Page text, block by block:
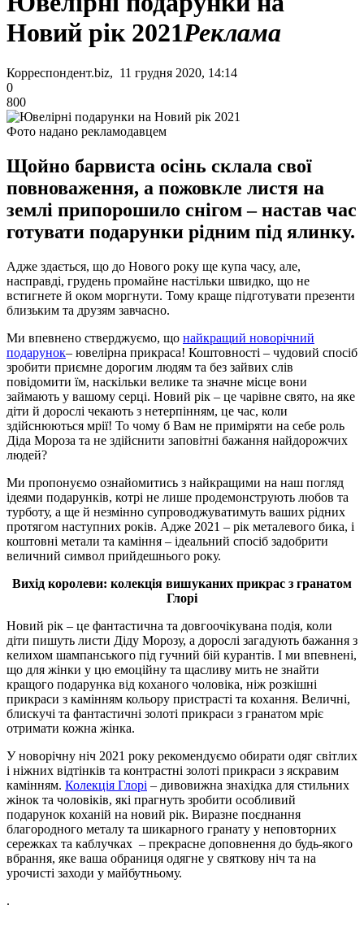
Новий рік 2021Реклама
Корреспондент.biz, 11 грудня 2020, 14:14
0
800
Фото надано рекламодавцем
Щойно барвиста осінь склала свої
повноваження, а пожовкле листя на
землі припорошило снігом – настав час
готувати подарунки рідним під ялинку.
Адже здається, що до Нового року ще купа часу, але,
насправді, грудень промайне настільки швидко, що не
встигнете й оком моргнути. Тому краще підготувати презенти
близьким та друзям завчасно.
Ми впевнено стверджуємо, що найкращий новорічний
подарунок– ювелірна прикраса! Коштовності – чудовий спосіб
зробити приємне дорогим людям та без зайвих слів
повідомити їм, наскільки велике та значне місце вони
займають у вашому серці. Новий рік – це чарівне свято, на яке
діти й дорослі чекають з нетерпінням, це час, коли
здійснюються мрії! То чому б Вам не приміряти на себе роль
Діда Мороза та не здійснити заповітні бажання найдорожчих
людей?
Ми пропонуємо ознайомитись з найкращими на наш погляд
ідеями подарунків, котрі не лише продемонструють любов та
турботу, а ще й незмінно супроводжуватимуть ваших рідних
протягом наступних років. Адже 2021 – рік металевого бика, і
коштовні метали та каміння – ідеальний спосіб задобрити
величний символ прийдешнього року.
Вихід королеви: колекція вишуканих прикрас з гранатом
Глорі
Новий рік – це фантастична та довгоочікувана подія, коли
діти пишуть листи Діду Морозу, а дорослі загадують бажання з
келихом шампанського під гучний бій курантів. І ми впевнені,
що для жінки у цю емоційну та щасливу мить не знайти
кращого подарунка від коханого чоловіка, ніж розкішні
прикраси з камінням кольору пристрасті та кохання. Величні,
блискучі та фантастичні золоті прикраси з гранатом мріє
отримати кожна жінка.
У новорічну ніч 2021 року рекомендуємо обирати одяг світлих
і ніжних відтінків та контрастні золоті прикраси з яскравим
камінням. Колекція Глорі – дивовижна знахідка для стильних
жінок та чоловіків, які прагнуть зробити особливий
подарунок коханій на новий рік. Виразне поєднання
благородного металу та шикарного гранату у неповторних
сережках та каблучках – прекрасне доповнення до будь-якого
вбрання, яке ваша обраниця одягне у святкову ніч та на
урочисті заходи у майбутньому.
.